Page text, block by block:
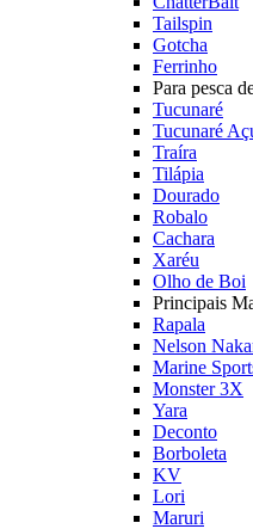
Tailspin
Gotcha
Ferrinho
Para pesca
Tucunaré
Tucunaré
Traíra
Tilápia
Dourado
Robalo
Cachara
Xaréu
Olho de Boi
Principais
Rapala
Nelson
Marine
Monster 3X
Yara
Deconto
Borboleta
KV
Lori
Maruri